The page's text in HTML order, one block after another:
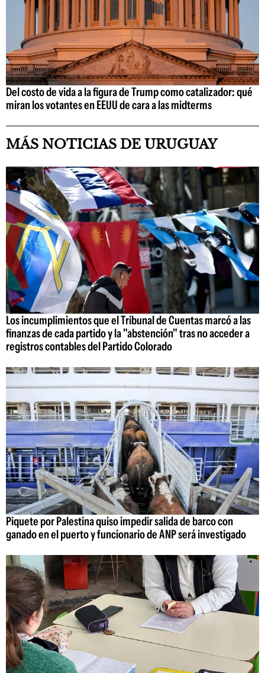
Del costo de vida a la figura de Trump como catalizador: qué
miran los votantes en EEUU de cara a las midterms
MÁS NOTICIAS DE URUGUAY
Los incumplimientos que el Tribunal de Cuentas marcó a las
finanzas de cada partido y la "abstención" tras no acceder a
registros contables del Partido Colorado
Piquete por Palestina quiso impedir salida de barco con
ganado en el puerto y funcionario de ANP será investigado